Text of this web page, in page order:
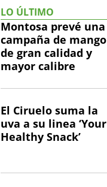
LO ÚLTIMO
Montosa prevé una
campaña de mango
de gran calidad y
mayor calibre
El Ciruelo suma la
uva a su linea ‘Your
Healthy Snack’